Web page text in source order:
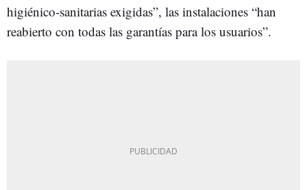
higiénico-sanitarias exigidas”, las instalaciones “han
reabierto con todas las garantías para los usuarios”.